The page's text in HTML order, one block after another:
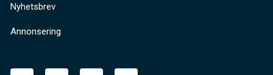
Nyhetsbrev
Annonsering